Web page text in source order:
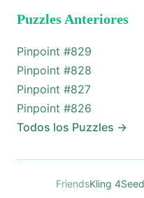
Puzzles Anteriores
Pinpoint #829
Pinpoint #828
Pinpoint #827
Pinpoint #826
Todos los Puzzles →
FriendsKling 4